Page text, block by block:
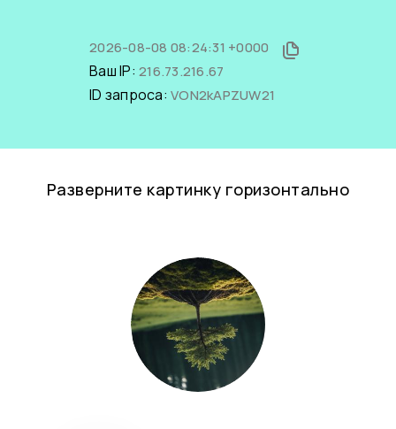
2026-08-08 08:24:31 +0000
Ваш IP: 216.73.216.67
ID запроса: VON2kAPZUW21
Разверните картинку горизонтально